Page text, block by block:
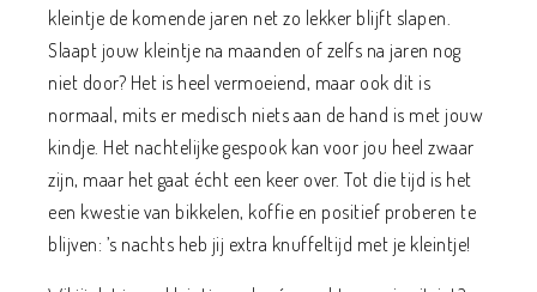
kleintje de komende jaren net zo lekker blijft slapen.
Slaapt jouw kleintje na maanden of zelfs na jaren nog
niet door? Het is heel vermoeiend, maar ook dit is
normaal, mits er medisch niets aan de hand is met jouw
kindje. Het nachtelijke gespook kan voor jou heel zwaar
zijn, maar het gaat écht een keer over. Tot die tijd is het
een kwestie van bikkelen, koffie en positief proberen te
blijven: ’s nachts heb jij extra knuffeltijd met je kleintje!